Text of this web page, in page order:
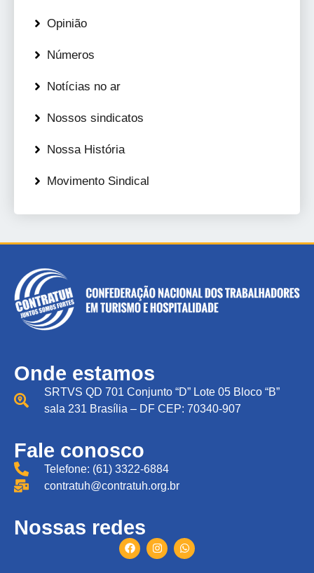
Opinião
Números
Notícias no ar
Nossos sindicatos
Nossa História
Movimento Sindical
Onde estamos
SRTVS QD 701 Conjunto “D” Lote 05 Bloco “B”
sala 231 Brasília – DF CEP: 70340-907
Fale conosco
Telefone: (61) 3322-6884
contratuh@contratuh.org.br
Nossas redes